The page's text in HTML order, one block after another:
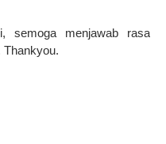
semoga menjawab rasa
Thankyou.